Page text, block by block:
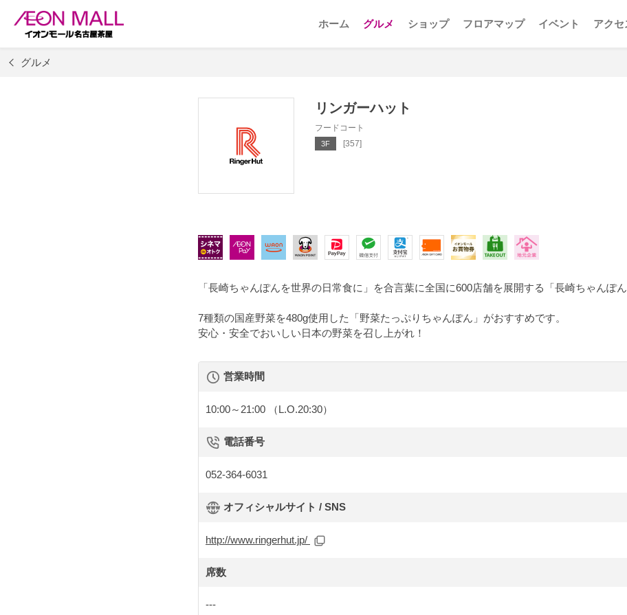
ホーム グルメ ショップ フロアマップ イベント アクセ
グルメ
リンガーハット
フードコート
3F [357]
「長崎ちゃんぽんを世界の日常食に」を合言葉に全国に600店舗を展開する「長崎ちゃんぽん
7種類の国産野菜を480g使用した「野菜たっぷりちゃんぽん」がおすすめです。
安心・安全でおいしい日本の野菜を召し上がれ！
営業時間
10:00～21:00 （L.O.20:30）
電話番号
052-364-6031
オフィシャルサイト / SNS
http://www.ringerhut.jp/
席数
---